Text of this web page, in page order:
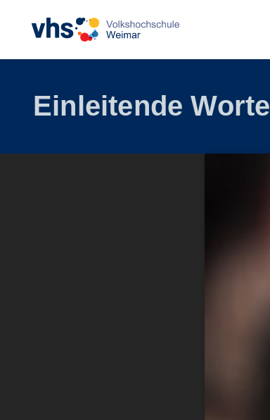
Einleitende Worte